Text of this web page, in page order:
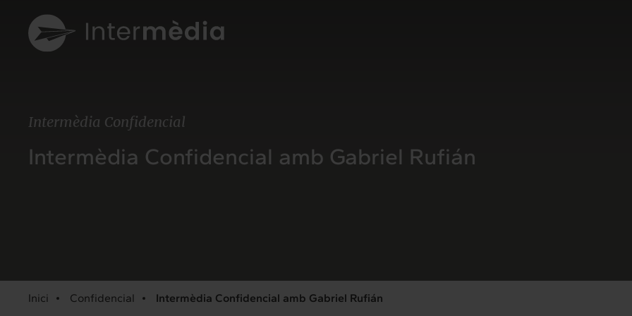
Intermèdia Confidencial
Intermèdia Confidencial amb Gabriel Rufián
Inici Confidencial Intermèdia Confidencial amb Gabriel Rufián